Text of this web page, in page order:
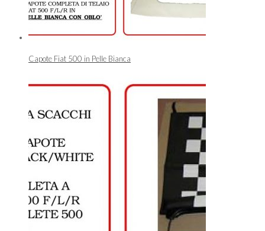
Capote Fiat 500 in Pelle Bianca